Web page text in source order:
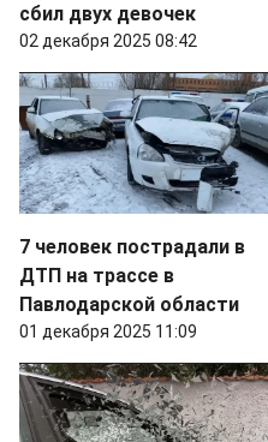
сбил двух девочек
02 декабря 2025 08:42
7 человек пострадали в
ДТП на трассе в
Павлодарской области
01 декабря 2025 11:09